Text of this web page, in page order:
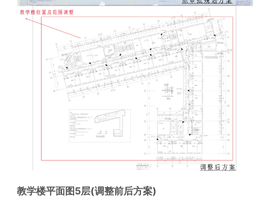
教学楼平面图5层(调整前后方案)